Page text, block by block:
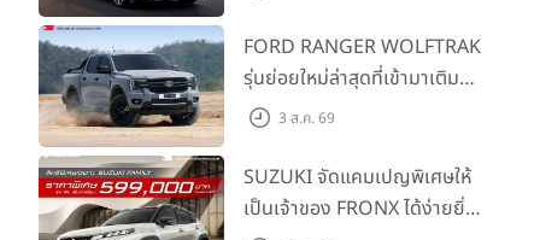
FORD RANGER WOLFTRAK
รุ่นย่อยใหม่ล่าสุดที่เข้ามาเติม
เต็มไลน์อัป พร้อมตอบโจทย์ทุก
พร้อมลุย ด้วยราคาพิเศษเริ่ม
ต้นที่ 9.49 แสนบาท
3 ส.ค. 69
SUZUKI จัดแคมเปญพิเศษให้
เป็นเจ้าของ FRONX ได้ง่ายยิ่ง